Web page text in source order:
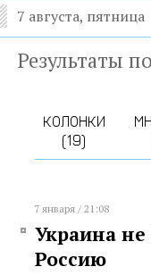
7 августа, пятница
Результаты
КОЛОНКИ
(19)
7 января / 21:08
Украина
Россию